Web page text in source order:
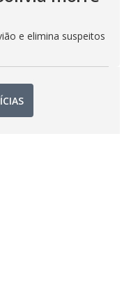
e elimina suspeitos